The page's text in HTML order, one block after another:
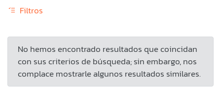
Filtros
No hemos encontrado resultados que coincidan
con sus criterios de búsqueda; sin embargo, nos
complace mostrarle algunos resultados similares.